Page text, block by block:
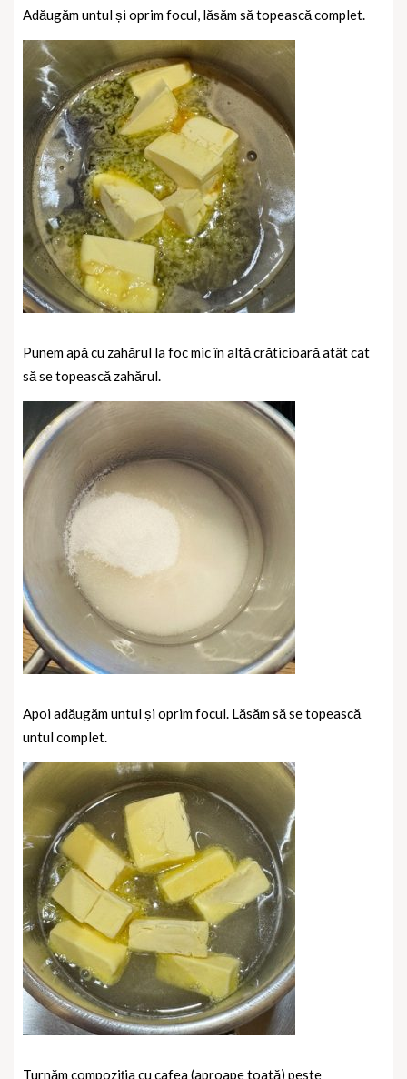
Adăugăm untul și oprim focul, lăsăm să topească complet.
Punem apă cu zahărul la foc mic în altă crăticioară atât cat
să se topească zahărul.
Apoi adăugăm untul și oprim focul. Lăsăm să se topească
untul complet.
Turnăm compoziția cu cafea (aproape toată) peste